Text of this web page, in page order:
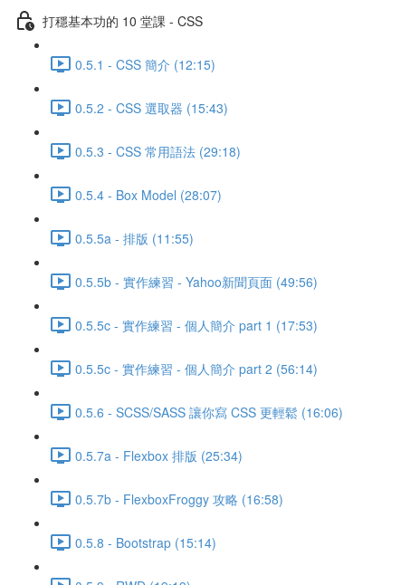
打穩基本功的 10 堂課 - CSS
0.5.1 - CSS 簡介 (12:15)
0.5.2 - CSS 選取器 (15:43)
0.5.3 - CSS 常用語法 (29:18)
0.5.4 - Box Model (28:07)
0.5.5a - 排版 (11:55)
0.5.5b - 實作練習 - Yahoo新聞頁面 (49:56)
0.5.5c - 實作練習 - 個人簡介 part 1 (17:53)
0.5.5c - 實作練習 - 個人簡介 part 2 (56:14)
0.5.6 - SCSS/SASS 讓你寫 CSS 更輕鬆 (16:06)
0.5.7a - Flexbox 排版 (25:34)
0.5.7b - FlexboxFroggy 攻略 (16:58)
0.5.8 - Bootstrap (15:14)